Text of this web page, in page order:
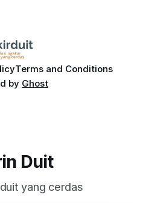
Terms and Conditions
by Ghost
Duit
yang cerdas